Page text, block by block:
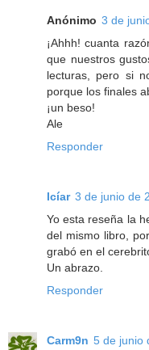
Anónimo 3 de
¡Ahhh! cuanta
que nuestros
lecturas, pero si
porque los finales
¡un beso!
Ale
Responder
Icíar 3 de junio de
Yo esta reseña la
del mismo libro,
grabó en el
Un abrazo.
Responder
Carm9n 5 de junio